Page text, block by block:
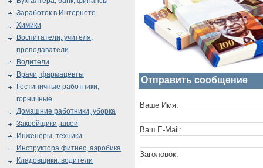
Отправить сообщение
Ваше Имя:
Ваш E-Mail:
Заголовок:
Заработок в Интернете
Химики
Воспитатели, учителя,
преподаватели
Водители
Врачи, фармацевты
Гостиничные работники,
горничные
Домашние работники, уборка
Закройщики, швеи
Инженеры, техники
Инструктора фитнес, аэробика
Кладовщики, водители